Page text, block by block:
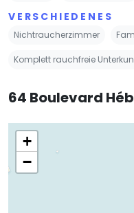
VERSCHIEDENES
Nichtraucherzimmer
Komplett rauchfreie
64 Boulevard
+
−